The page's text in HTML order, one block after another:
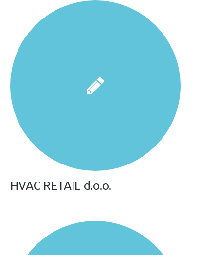
HVAC RETAIL d.o.o.